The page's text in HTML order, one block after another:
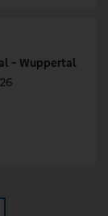
- Wuppertal